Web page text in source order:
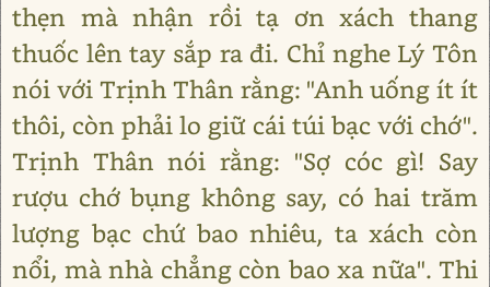
thẹn mà nhận rồi tạ ơn xách thang
thuốc lên tay sắp ra đi. Chỉ nghe Lý Tôn
nói với Trịnh Thân rằng: "Anh uống ít ít
thôi, còn phải lo giữ cái túi bạc với chớ".
Trịnh Thân nói rằng: "Sợ cóc gì! Say
rượu chớ bụng không say, có hai trăm
lượng bạc chứ bao nhiêu, ta xách còn
nổi, mà nhà chẳng còn bao xa nữa". Thi